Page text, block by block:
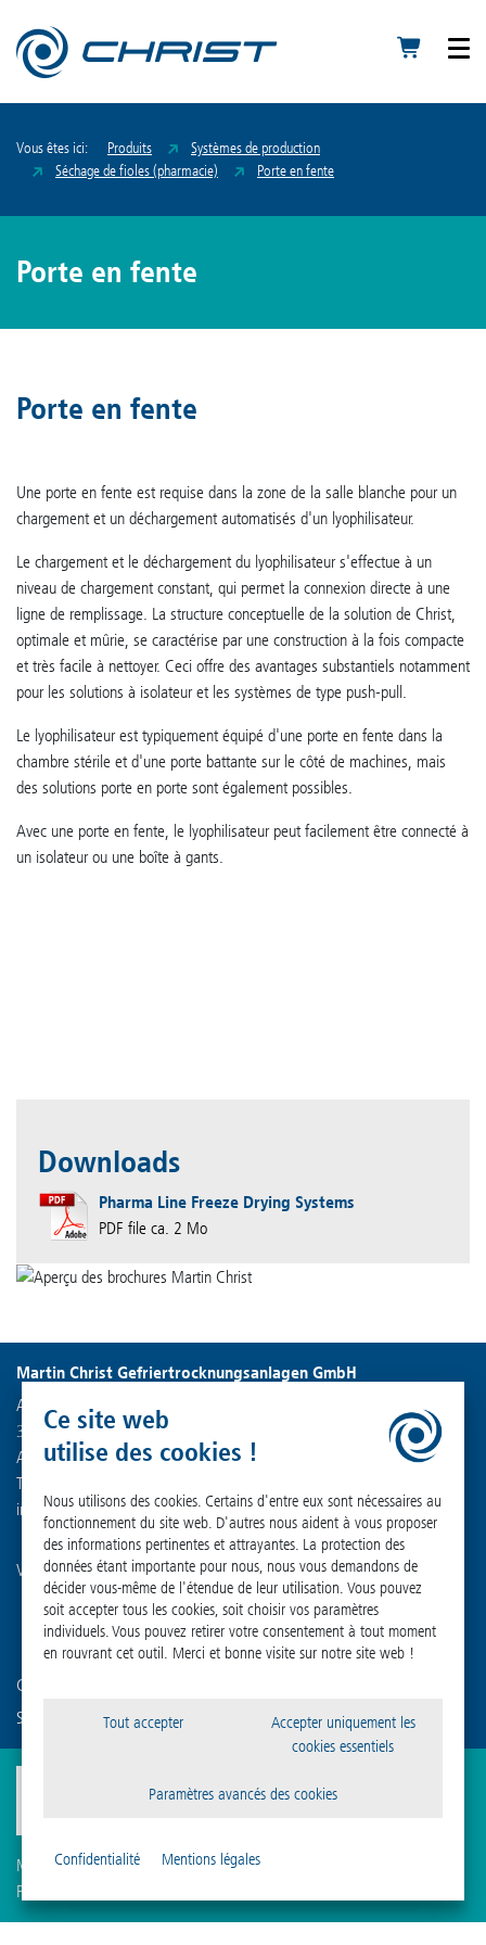
Vous êtes ici: Produits
Systèmes de production
Séchage de fioles (pharmacie)
Porte en fente
Porte en fente
Porte en fente
Une porte en fente est requise dans la zone de la salle blanche pour un
chargement et un déchargement automatisés d'un lyophilisateur.
Le chargement et le déchargement du lyophilisateur s'effectue à un
niveau de chargement constant, qui permet la connexion directe à une
ligne de remplissage. La structure conceptuelle de la solution de Christ,
optimale et mûrie, se caractérise par une construction à la fois compacte
et très facile à nettoyer. Ceci offre des avantages substantiels notamment
pour les solutions à isolateur et les systèmes de type push-pull.
Le lyophilisateur est typiquement équipé d'une porte en fente dans la
chambre stérile et d'une porte battante sur le côté de machines, mais
des solutions porte en porte sont également possibles.
Avec une porte en fente, le lyophilisateur peut facilement être connecté à
un isolateur ou une boîte à gants.
Downloads
Pharma Line Freeze Drying Systems
PDF file ca. 2 Mo
Martin Christ Gefriertrocknungsanlagen GmbH
An der Unteren Söse 50
37520 Osterode am Harz
Allemagne
Tél. : +49 (0) 55 22 50 07-0
info
@martinchrist.de
Visitez nos autres canaux :
Connaissez-vous déjà notre société sœur ?
Sigma Laborzentrifugen GmbH
Mentions légalesProtection des données
Paramètres des cookies
Ce site web
utilise des cookies !
Nous utilisons des cookies. Certains d'entre eux sont nécessaires au
fonctionnement du site web. D'autres nous aident à vous proposer
des informations pertinentes et attrayantes. La protection des
données étant importante pour nous, nous vous demandons de
décider vous-même de l'étendue de leur utilisation. Vous pouvez
soit accepter tous les cookies, soit choisir vos paramètres
individuels. Vous pouvez retirer votre consentement à tout moment
en rouvrant cet outil. Merci et bonne visite sur notre site web !
Tout accepter
Accepter uniquement les
cookies essentiels
Paramètres avancés des cookies
Confidentialité Mentions légales